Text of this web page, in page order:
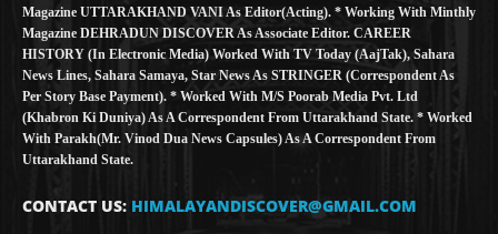
Magazine UTTARAKHAND VANI As Editor(Acting). * Working With Minthly
Magazine DEHRADUN DISCOVER As Associate Editor. CAREER
HISTORY (in Electronic Media) Worked With TV Today (AajTak), Sahara
News Lines, Sahara Samaya, Star News As STRINGER (Correspondent As
Per Story Base Payment). * Worked With M/S Poorab Media Pvt. Ltd
(Khabron Ki Duniya) As A Correspondent From Uttarakhand State. * Worked
With Parakh(Mr. Vinod Dua News Capsules) As A Correspondent From
Uttarakhand State.
CONTACT US: HIMALAYANDISCOVER@GMAIL.COM